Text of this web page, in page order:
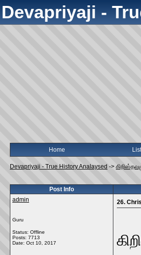
Devapriyaji -
Home
Devapriyaji - True History Analaysed ->
Post Info
admin
Guru
Status: Offline
Posts: 7713
Date: Oct 10, 2017
26.